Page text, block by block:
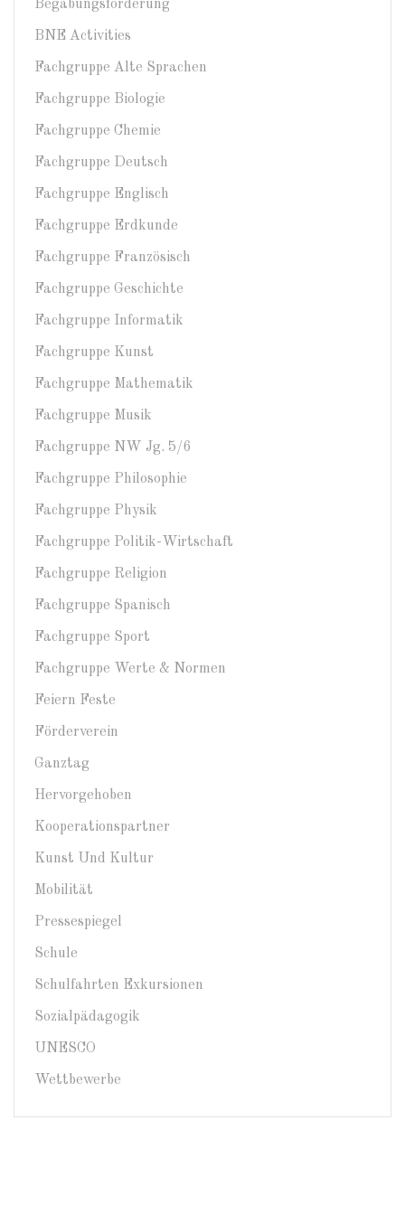
Begabungsförderung
BNE Activities
Fachgruppe Alte Sprachen
Fachgruppe Biologie
Fachgruppe Chemie
Fachgruppe Deutsch
Fachgruppe Englisch
Fachgruppe Erdkunde
Fachgruppe Französisch
Fachgruppe Geschichte
Fachgruppe Informatik
Fachgruppe Kunst
Fachgruppe Mathematik
Fachgruppe Musik
Fachgruppe NW Jg. 5/6
Fachgruppe Philosophie
Fachgruppe Physik
Fachgruppe Politik-Wirtschaft
Fachgruppe Religion
Fachgruppe Spanisch
Fachgruppe Sport
Fachgruppe Werte & Normen
Feiern Feste
Förderverein
Ganztag
Hervorgehoben
Kooperationspartner
Kunst Und Kultur
Mobilität
Pressespiegel
Schule
Schulfahrten Exkursionen
Sozialpädagogik
UNESCO
Wettbewerbe